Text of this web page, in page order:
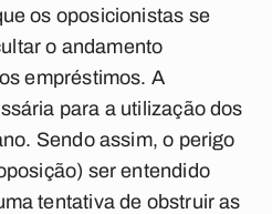
os oposicionistas se
o andamento
empréstimos. A
para a utilização dos
Sendo assim, o perigo
ser entendido
tentativa de obstruir as